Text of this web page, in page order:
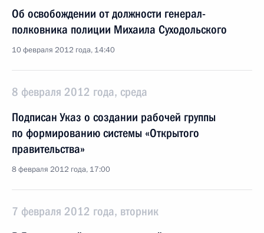
Об освобождении от должности генерал-
полковника полиции Михаила Суходольского
10 февраля 2012 года, 14:40
8 февраля 2012 года, среда
Подписан Указ о создании рабочей группы
по формированию системы «Открытого
правительства»
8 февраля 2012 года, 17:00
7 февраля 2012 года, вторник